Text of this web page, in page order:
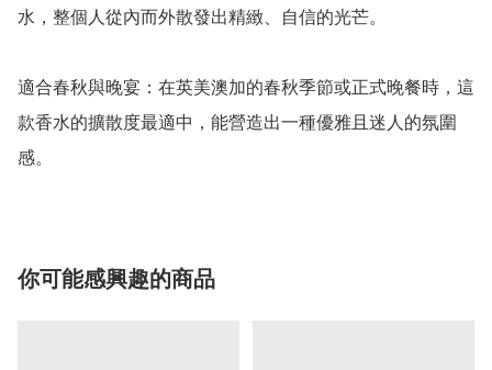
水，整個人從內而外散發出精緻、自信的光芒。
適合春秋與晚宴：在英美澳加的春秋季節或正式晚餐時，這
款香水的擴散度最適中，能營造出一種優雅且迷人的氛圍
感。
你可能感興趣的商品